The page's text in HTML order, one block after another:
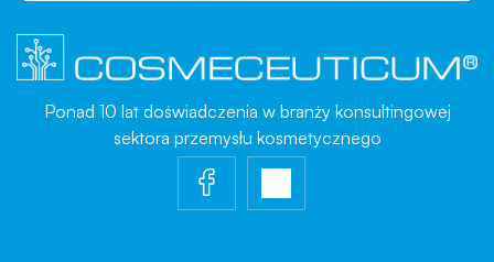
Ponad 10 lat doświadczenia w branży konsultingowej
sektora przemysłu kosmetycznego